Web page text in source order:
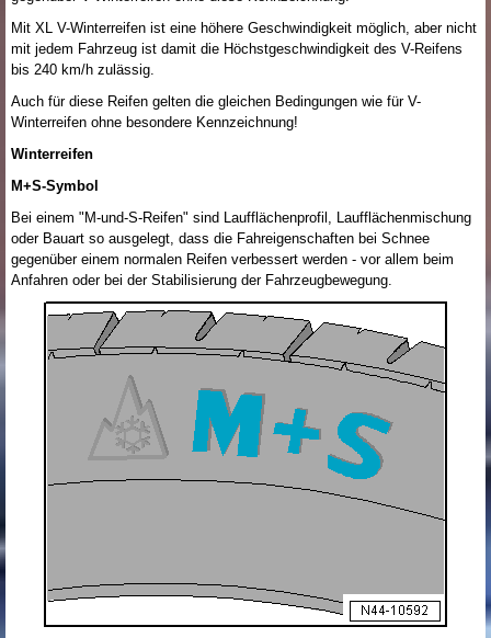
Mit XL V-Winterreifen ist eine höhere Geschwindigkeit möglich, aber nicht
mit jedem Fahrzeug ist damit die Höchstgeschwindigkeit des V-Reifens
bis 240 km/h zulässig.
Auch für diese Reifen gelten die gleichen Bedingungen wie für V-
Winterreifen ohne besondere Kennzeichnung!
Winterreifen
M+S-Symbol
Bei einem "M-und-S-Reifen" sind Laufflächenprofil, Laufflächenmischung
oder Bauart so ausgelegt, dass die Fahreigenschaften bei Schnee
gegenüber einem normalen Reifen verbessert werden - vor allem beim
Anfahren oder bei der Stabilisierung der Fahrzeugbewegung.